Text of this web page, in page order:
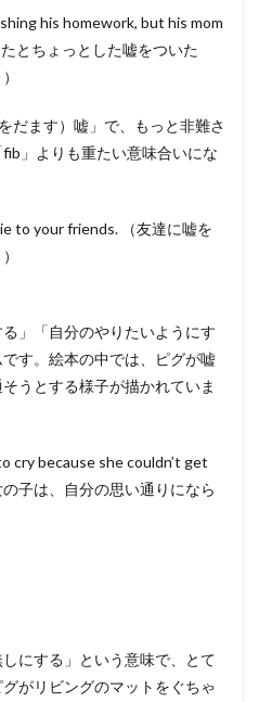
his homework, but his mom
とちょっとした嘘をついた
だます）嘘」で、もっと非難さ
」よりも重たい意味合いにな
to your friends. （友達に嘘を
」「自分のやりたいようにす
す。絵本の中では、ピグが嘘
うとする様子が描かれていま
cry because she couldn’t get
子は、自分の思い通りになら
にする」という意味で、とて
がリビングのマットをぐちゃ